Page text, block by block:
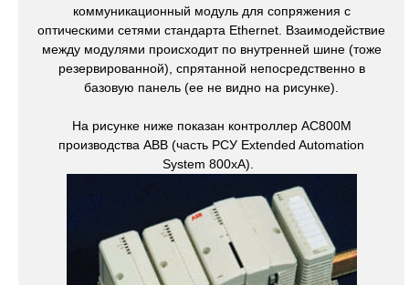
коммуникационный модуль для сопряжения с
оптическими сетями стандарта Ethernet. Взаимодействие
между модулями происходит по внутренней шине (тоже
резервированной), спрятанной непосредственно в
базовую панель (ее не видно на рисунке).
На рисунке ниже показан контроллер AC800M
производства ABB (часть РСУ Extended Automation
System 800xA).